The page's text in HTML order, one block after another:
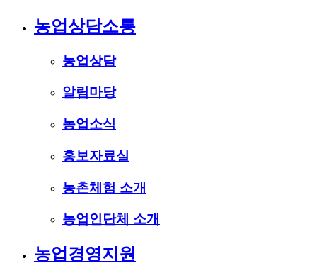
농업상담소통
농업상담
알림마당
농업소식
홍보자료실
농촌체험 소개
농업인단체 소개
농업경영지원